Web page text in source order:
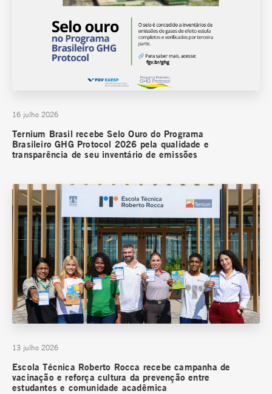
16 julho 2026
Ternium Brasil recebe Selo Ouro do Programa
Brasileiro GHG Protocol 2026 pela qualidade e
transparência de seu inventário de emissões
13 julho 2026
Escola Técnica Roberto Rocca recebe campanha de
vacinação e reforça cultura da prevenção entre
estudantes e comunidade acadêmica